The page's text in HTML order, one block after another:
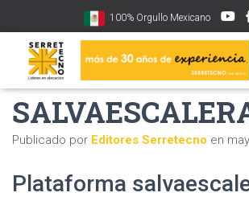
100% Orgullo Mexicano
PLATAFORMA
Publicado por Editores Serretecno en
Plataforma